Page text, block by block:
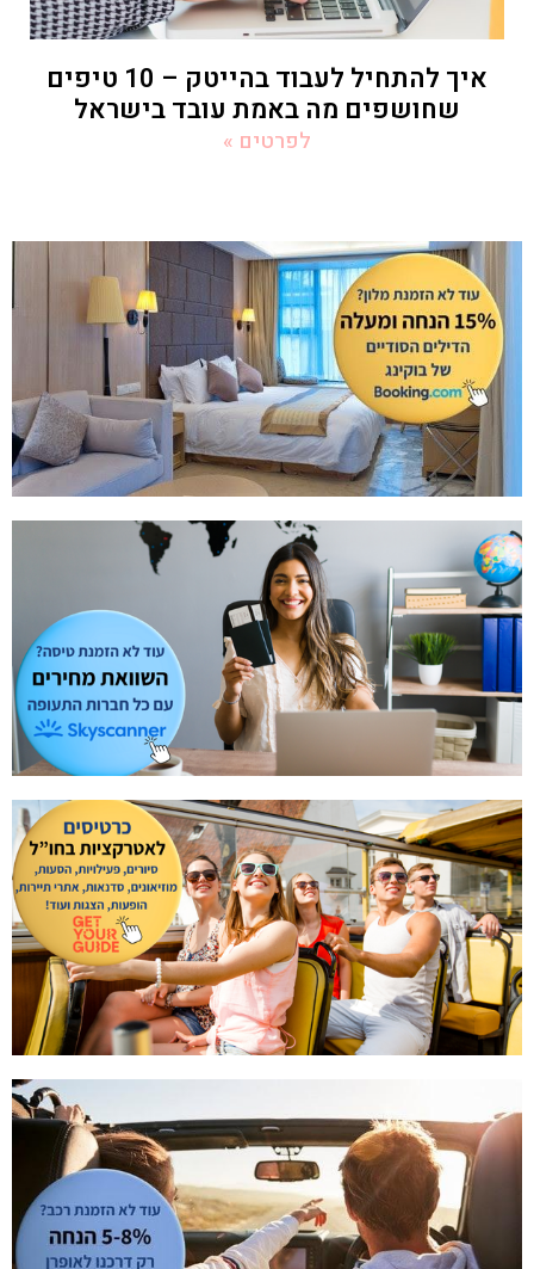
איך להתחיל לעבוד בהייטק – 10 טיפים
שחושפים מה באמת עובד בישראל
לפרטים »